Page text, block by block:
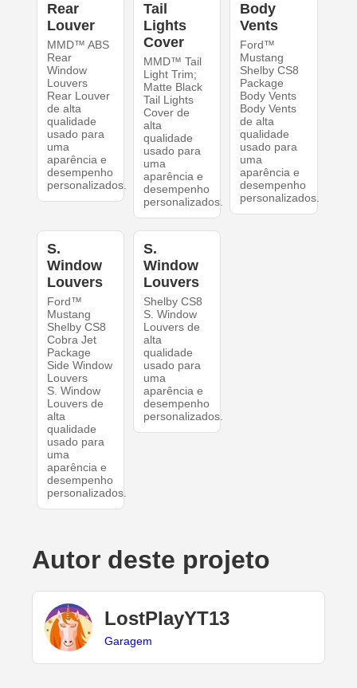
Rear
Louver
MMD™ ABS
Rear
Window
Louvers
Rear Louver
de alta
qualidade
usado para
uma
aparência e
desempenho
personalizados.
Tail
Lights
Cover
MMD™ Tail
Light Trim;
Matte Black
Tail Lights
Cover de
alta
qualidade
usado para
uma
aparência e
desempenho
personalizados.
Body
Vents
Ford™
Mustang
Shelby CS8
Package
Body Vents
Body Vents
de alta
qualidade
usado para
uma
aparência e
desempenho
personalizados.
S.
Window
Louvers
Ford™
Mustang
Shelby CS8
Cobra Jet
Package
Side Window
Louvers
S. Window
Louvers de
alta
qualidade
usado para
uma
aparência e
desempenho
personalizados.
S.
Window
Louvers
Shelby CS8
S. Window
Louvers de
alta
qualidade
usado para
uma
aparência e
desempenho
personalizados.
Autor deste projeto
LostPlayYT13
Garagem